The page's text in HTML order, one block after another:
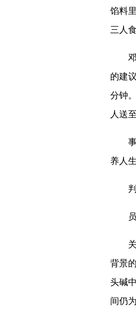
馅料
三人
邓某
的建
分钟
人送
事发
养人
判
员
关于
背景
头碱
间仍